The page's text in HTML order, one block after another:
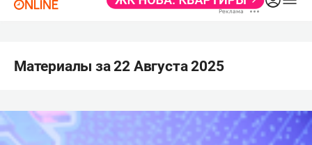
Материалы за 22 Августа 2025